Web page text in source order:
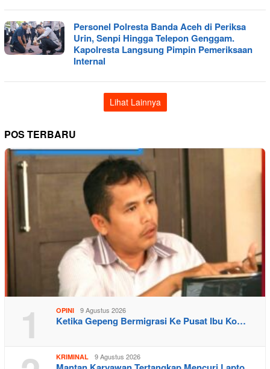
Personel Polresta Banda Aceh di Periksa
Urin, Senpi Hingga Telepon Genggam.
Kapolresta Langsung Pimpin Pemeriksaan
Internal
Lihat Lainnya
POS TERBARU
1 OPINI 9 Agustus 2026
Ketika Gepeng Bermigrasi Ke Pusat Ibu Ko…
KRIMINAL 9 Agustus 2026